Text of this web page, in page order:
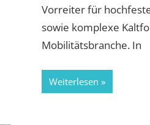
Vorreiter für
sowie komplexe
Mobilitätsbranche. In
Weiterlesen